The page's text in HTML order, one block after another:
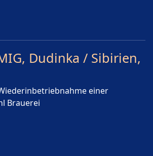
Dudinka / Sibirien,
einer
Brauerei